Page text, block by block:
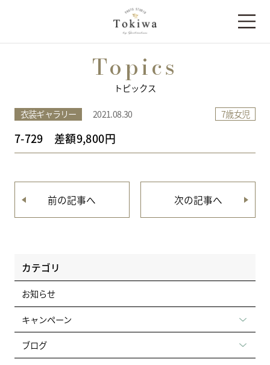
Topics
トピックス
衣装ギャラリー 2021.08.30 7歳女児
7-729 差額9,800円
前の記事へ 次の記事へ
カテゴリ
お知らせ
キャンペーン
ブログ